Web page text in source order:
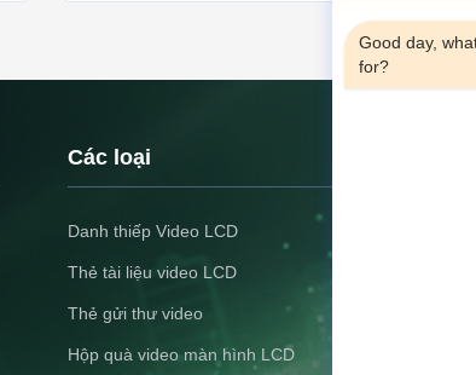
10.1”, these LCD Video Cards combine
Các loại
Danh thiếp Video LCD
Thẻ tài liệu video LCD
Thẻ gửi thư video
Hộp quà video màn hình LCD
Good day,
for?